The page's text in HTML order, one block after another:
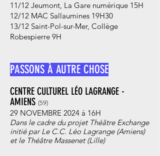
11/12 Jeumont, La Gare numérique 15H
12/12 MAC Sallaumines 19H30
13/12 Saint-Pol-sur-Mer, Collège
Robespierre 9H
PASSONS À AUTRE CHOSE
CENTRE CULTUREL LÉO LAGRANGE -
AMIENS (59)
29 NOVEMBRE 2024 à 16H
Dans le cadre du projet Théâtre Exchange
initié par Le C.C. Léo Lagrange (Amiens)
et le Théâtre Massenet (Lille)